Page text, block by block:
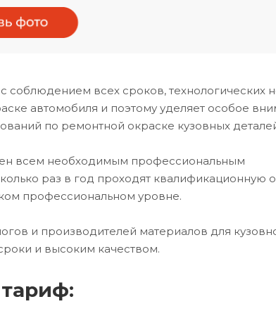
всех сроков, технологических
автомобиля и поэтому уделяет особое
по ремонтной окраске кузовных
всем необходимым профессиональным
раз в год проходят квалификационную
профессиональном уровне.
и производителей материалов для
и высоким качеством.